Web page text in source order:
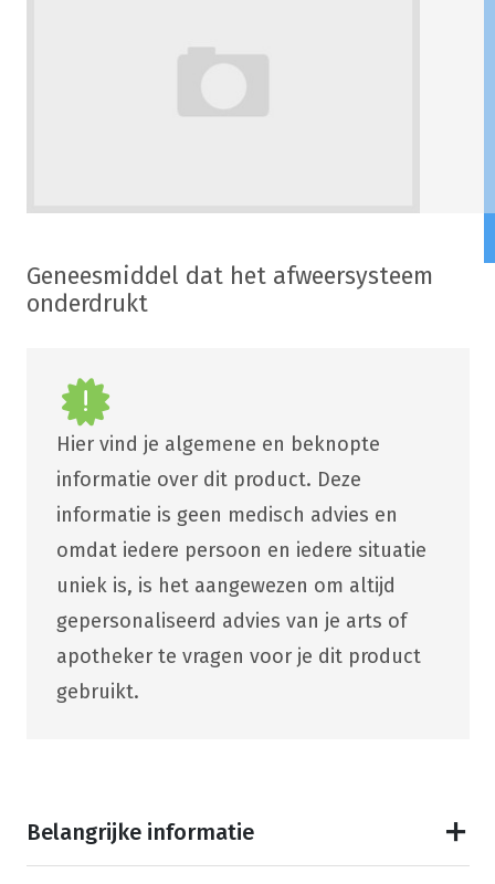
Geneesmiddel dat het afweersysteem
onderdrukt
Hier vind je algemene en beknopte
informatie over dit product. Deze
informatie is geen medisch advies en
omdat iedere persoon en iedere situatie
uniek is, is het aangewezen om altijd
gepersonaliseerd advies van je arts of
apotheker te vragen voor je dit product
gebruikt.
Belangrijke informatie